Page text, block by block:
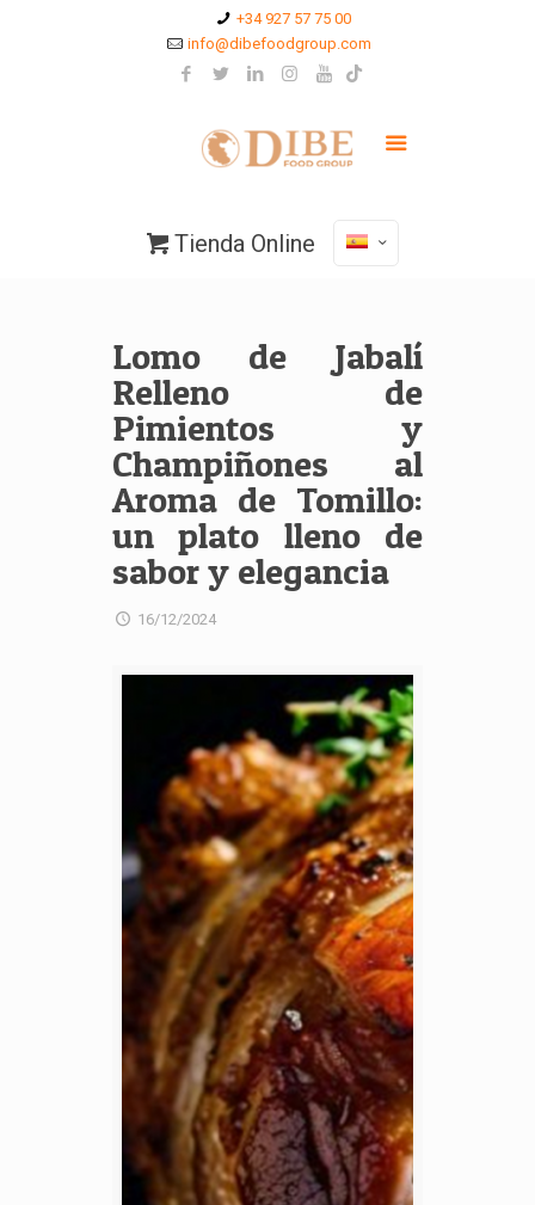
+34 927 57 75 00
info@dibefoodgroup.com
Tienda Online
Lomo de Jabalí
Relleno de
Pimientos y
Champiñones al
Aroma de Tomillo:
un plato lleno de
sabor y elegancia
16/12/2024